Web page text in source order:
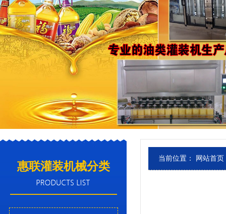
惠联灌装机械分类
当前位置： 网站首页